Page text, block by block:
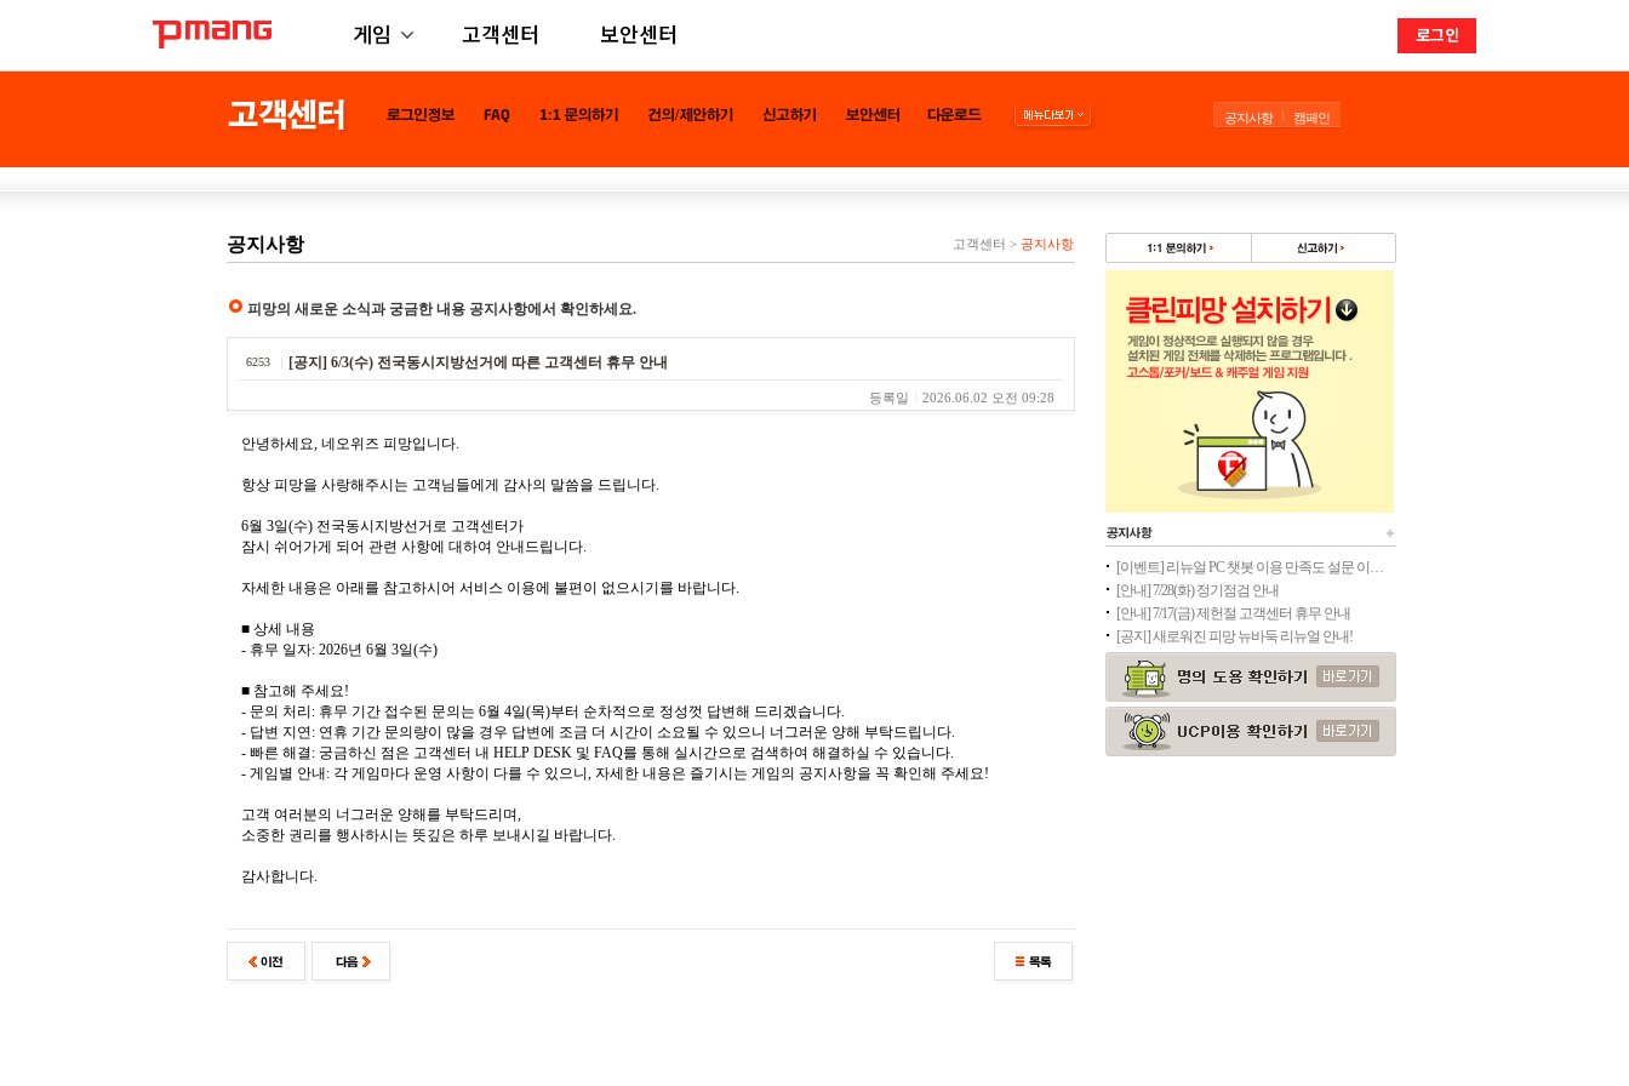
게임 고객센터 보안센터 로그인
공지사항 캠페인
공지사항 고객센터 > 공지사항
피망의 새로운 소식과 궁금한 내용 공지사항에서 확인하세요.
6253 [공지] 6/3(수) 전국동시지방선거에 따른 고객센터 휴무 안내
등록일 2026.06.02 오전 09:28
안녕하세요, 네오위즈 피망입니다.
항상 피망을 사랑해주시는 고객님들에게 감사의 말씀을 드립니다.
6월 3일(수) 전국동시지방선거로 고객센터가
잠시 쉬어가게 되어 관련 사항에 대하여 안내드립니다.
자세한 내용은 아래를 참고하시어 서비스 이용에 불편이 없으시기를 바랍니다.
■ 상세 내용
- 휴무 일자: 2026년 6월 3일(수)
■ 참고해 주세요!
- 문의 처리: 휴무 기간 접수된 문의는 6월 4일(목)부터 순차적으로 정성껏 답변해 드리겠습니다.
- 답변 지연: 연휴 기간 문의량이 많을 경우 답변에 조금 더 시간이 소요될 수 있으니 너그러운 양해 부탁드립니다.
- 빠른 해결: 궁금하신 점은 고객센터 내 HELP DESK 및 FAQ를 통해 실시간으로 검색하여 해결하실 수 있습니다.
- 게임별 안내: 각 게임마다 운영 사항이 다를 수 있으니, 자세한 내용은 즐기시는 게임의 공지사항을 꼭 확인해 주세요!
고객 여러분의 너그러운 양해를 부탁드리며,
소중한 권리를 행사하시는 뜻깊은 하루 보내시길 바랍니다.
감사합니다.
[이벤트] 리뉴얼 PC 챗봇 이용 만족도 설문 이벤트
[안내] 7/28(화) 정기점검 안내
[안내] 7/17(금) 제헌절 고객센터 휴무 안내
[공지] 새로워진 피망 뉴바둑 리뉴얼 안내!